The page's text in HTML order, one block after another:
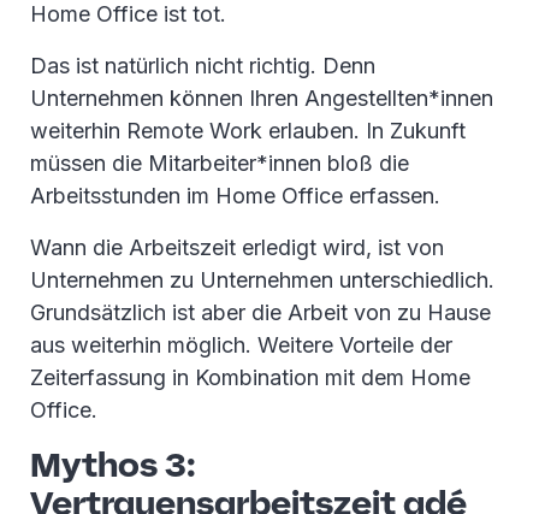
Home Office ist tot.
Das ist natürlich nicht richtig. Denn
Unternehmen können Ihren Angestellten*innen
weiterhin Remote Work erlauben. In Zukunft
müssen die Mitarbeiter*innen bloß die
Arbeitsstunden im Home Office erfassen.
Wann die Arbeitszeit erledigt wird, ist von
Unternehmen zu Unternehmen unterschiedlich.
Grundsätzlich ist aber die Arbeit von zu Hause
aus weiterhin möglich. Weitere Vorteile der
Zeiterfassung in Kombination mit dem Home
Office.
Mythos 3:
Vertrauensarbeitszeit adé